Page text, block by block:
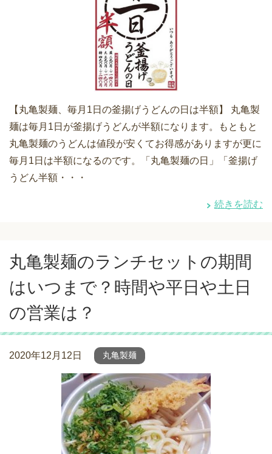
【丸亀製麺、毎月1日の釜揚げうどんの日は半額】 丸亀製
麺は毎月1日が釜揚げうどんが半額になります。もともと
丸亀製麺のうどんは値段が安くてお得感がありますが更に
毎月1日は半額になるのです。「丸亀製麺の日」「釜揚げ
うどん半額・・・
続きを読む
丸亀製麺のランチセットの期間
はいつまで？時間や平日や土日
の営業は？
2020年12月12日 丸亀製麺